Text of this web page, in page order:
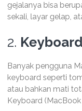
gejalanya bisa
sekali, layar gelap,
2.
Banyak pengguna
keyboard seperti
atau bahkan mati
Keyboard (MacBook